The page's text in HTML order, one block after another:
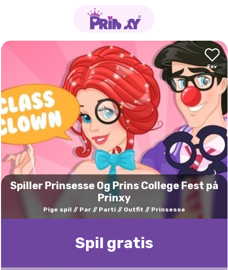
Spiller Prinsesse Og Prins College Fest på
Prinxy
Pige spil Par Parti Outfit Prinsesse
Spil gratis